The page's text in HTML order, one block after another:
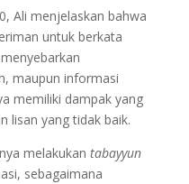
Ali menjelaskan bahwa
untuk berkata
maupun informasi
memiliki dampak yang
lisan yang tidak baik.
melakukan tabayyun
sebagaimana